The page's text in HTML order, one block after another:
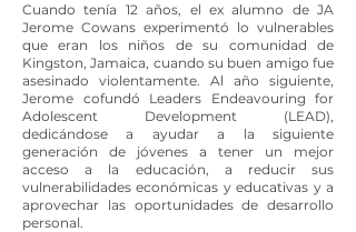
Cuando tenía 12 años, el ex alumno de JA
Jerome Cowans experimentó lo vulnerables
que eran los niños de su comunidad de
Kingston, Jamaica, cuando su buen amigo fue
asesinado violentamente. Al año siguiente,
Jerome cofundó Leaders Endeavouring for
Adolescent Development (LEAD),
dedicándose a ayudar a la siguiente
generación de jóvenes a tener un mejor
acceso a la educación, a reducir sus
vulnerabilidades económicas y educativas y a
aprovechar las oportunidades de desarrollo
personal.